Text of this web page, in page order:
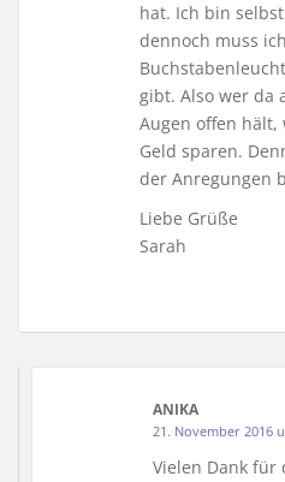
hat. Ich bin
dennoch muss
gibt. Also wer da
Augen offen
Geld sparen.
der Anregungen
Liebe Grüße
Sarah
ANIKA
21. November 2016
Vielen Dank für